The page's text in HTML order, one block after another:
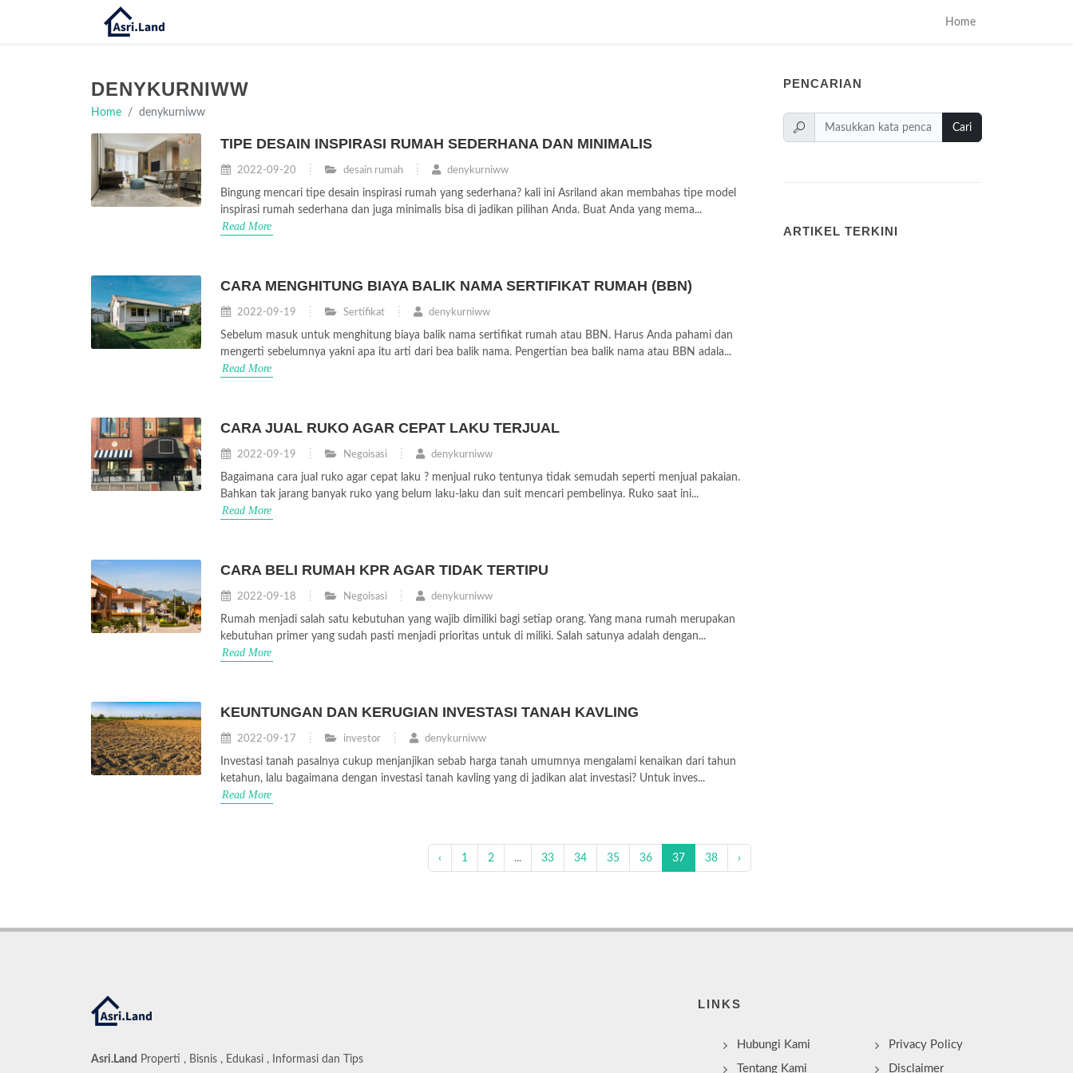
Home
DENYKURNIWW
Home denykurniww
TIPE DESAIN INSPIRASI RUMAH SEDERHANA DAN MINIMALIS
2022-09-20 desain rumah denykurniww
Bingung mencari tipe desain inspirasi rumah yang sederhana? kali ini Asriland akan membahas tipe model
inspirasi rumah sederhana dan juga minimalis bisa di jadikan pilihan Anda. Buat Anda yang mema...
Read More
CARA MENGHITUNG BIAYA BALIK NAMA SERTIFIKAT RUMAH (BBN)
2022-09-19 Sertifikat denykurniww
Sebelum masuk untuk menghitung biaya balik nama sertifikat rumah atau BBN. Harus Anda pahami dan
mengerti sebelumnya yakni apa itu arti dari bea balik nama. Pengertian bea balik nama atau BBN adala...
Read More
CARA JUAL RUKO AGAR CEPAT LAKU TERJUAL
2022-09-19 Negoisasi denykurniww
Bagaimana cara jual ruko agar cepat laku ? menjual ruko tentunya tidak semudah seperti menjual pakaian.
Bahkan tak jarang banyak ruko yang belum laku-laku dan suit mencari pembelinya. Ruko saat ini...
Read More
CARA BELI RUMAH KPR AGAR TIDAK TERTIPU
2022-09-18 Negoisasi denykurniww
Rumah menjadi salah satu kebutuhan yang wajib dimiliki bagi setiap orang. Yang mana rumah merupakan
kebutuhan primer yang sudah pasti menjadi prioritas untuk di miliki. Salah satunya adalah dengan...
Read More
KEUNTUNGAN DAN KERUGIAN INVESTASI TANAH KAVLING
2022-09-17 investor denykurniww
Investasi tanah pasalnya cukup menjanjikan sebab harga tanah umumnya mengalami kenaikan dari tahun
ketahun, lalu bagaimana dengan investasi tanah kavling yang di jadikan alat investasi? Untuk inves...
Read More
‹ 1 2 ... 33 34 35 36 37 38 ›
PENCARIAN
Cari
ARTIKEL TERKINI
Asri.Land Properti , Bisnis , Edukasi , Informasi dan Tips
LINKS
Hubungi Kami
Tentang Kami
Privacy Policy
Disclaimer